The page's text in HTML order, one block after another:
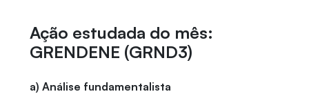
Ação estudada do mês:
GRENDENE (GRND3)
a) Análise fundamentalista